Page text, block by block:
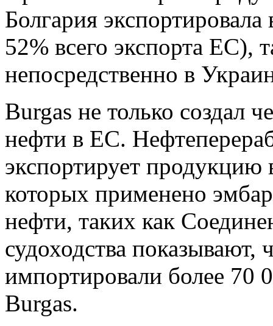
Болгария
52% всего экспорта ЕС),
непосредственно в
Burgas не только создал
нефти в ЕС.
экспортирует
которых применено
нефти, таких как
судоходства
импортировали более 70
Burgas.